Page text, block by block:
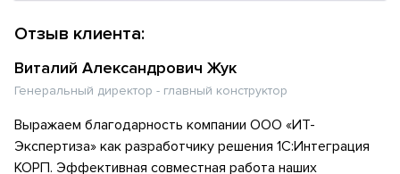
Отзыв клиента:
Виталий Александрович Жук
Генеральный директор - главный конструктор
Выражаем благодарность компании ООО «ИТ-
Экспертиза» как разработчику решения 1С:Интеграция
КОРП. Эффективная совместная работа наших